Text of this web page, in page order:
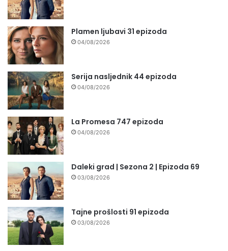
Plamen ljubavi 31 epizoda
04/08/2026
Serija nasljednik 44 epizoda
04/08/2026
La Promesa 747 epizoda
04/08/2026
Daleki grad | Sezona 2 | Epizoda 69
03/08/2026
Tajne prošlosti 91 epizoda
03/08/2026